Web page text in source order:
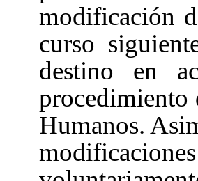
modificación
curso
destino en
procedimiento
Humanos.